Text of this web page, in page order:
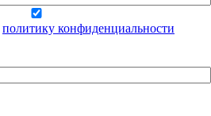
политику конфиденциальности